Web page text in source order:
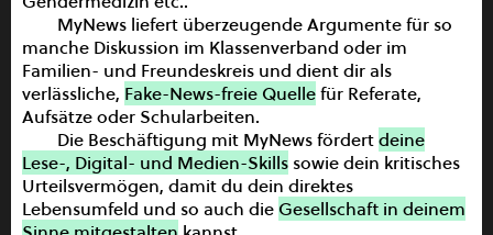
MyNews für Lehrkräfte
Auszeichnungen
Team
Login
Newsletter
MyNews liefert überzeugende Argumente für so
manche Diskussion im Klassenverband oder im
Familien- und Freundeskreis und dient dir als
verlässliche, Fake-News-freie Quellefür Referate,
Aufsätze oder Schularbeiten.
Die Beschäftigung mit MyNews fördertdeine
Lese-, Digital- und Medien-Skills sowie dein kritisches
Urteilsvermögen, damit du dein direktes
Lebensumfeld und so auch die Gesellschaft in deinem